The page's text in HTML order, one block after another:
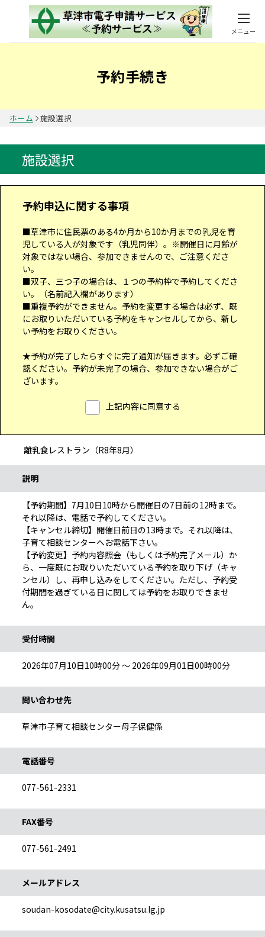
メニュー
予約手続き
ホーム 施設選択
施設選択
予約申込に関する事項
■草津市に住民票のある4か月から10か月までの乳児を育
児している人が対象です（乳児同伴）。※開催日に月齢が
対象ではない場合、参加できませんので、ご注意くださ
い。
■双子、三つ子の場合は、１つの予約枠で予約してくださ
い。（名前記入欄があります）
■重複予約ができません。予約を変更する場合は必ず、既
にお取りいただいている予約をキャンセルしてから、新し
い予約をお取りください。
★予約が完了したらすぐに完了通知が届きます。必ずご確
認ください。予約が未完了の場合、参加できない場合がご
ざいます。
上記内容に同意する
離乳食レストラン（R8年8月）
説明
【予約期間】7月10日10時から開催日の7日前の12時まで。
それ以降は、電話で予約してください。
【キャンセル締切】開催日前日の13時まで。それ以降は、
子育て相談センターへお電話下さい。
【予約変更】予約内容照会（もしくは予約完了メール）か
ら、一度既にお取りいただいている予約を取り下げ（キャ
ンセル）し、再申し込みをしてください。ただし、予約受
付期間を過ぎている日に関しては予約をお取りできませ
ん。
受付時間
2026年07月10日10時00分 ～ 2026年09月01日00時00分
問い合わせ先
草津市子育て相談センター母子保健係
電話番号
077-561-2331
FAX番号
077-561-2491
メールアドレス
soudan-kosodate@city.kusatsu.lg.jp